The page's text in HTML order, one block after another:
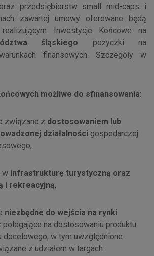
przedsiębiorstw small mid-caps i
zawartej umowy oferowane będą
Inwestycje Końcowe na
śląskiego pożyczki na
finansowych. Szczegóły w
możliwe do sfinansowania:
związane z dostosowaniem lub
działalności gospodarczej
w infrastrukturę turystyczną oraz
i rekreacyjną,
niezbędne do wejścia na rynki
polegające na dostosowaniu produktu
docelowego, w tym uwzględnione
z udziałem w targach